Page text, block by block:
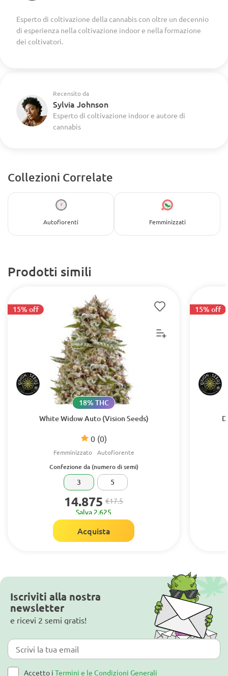
Esperto di coltivazione della cannabis con oltre un decennio
di esperienza nella coltivazione indoor e nella formazione
dei coltivatori.
Recensito da
Sylvia Johnson
Esperto di coltivazione indoor e autore di
cannabis
Collezioni Correlate
Autofiorenti Femminizzati
Prodotti simili
White Widow Auto (Vision Seeds)
0 (0)
18% THC
Femminizzato Autofiorente
15% off
Confezione da (numero di semi)
3 5
14.875 €17.5
Salva 2.625
Acquista
15% off
Iscriviti alla nostra
newsletter
e ricevi 2 semi gratis!
Accetto i Termini e le Condizioni Generali